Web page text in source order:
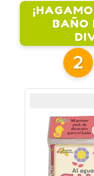
BAÑO
2